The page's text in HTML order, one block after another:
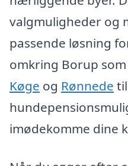
valgmuligheder og
passende løsning
omkring Borup som
Køge og Rønnede
imødekomme dine